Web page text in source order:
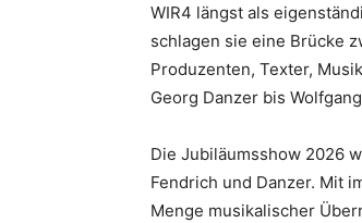
WIR4 längst als
schlagen sie eine Brücke
Produzenten, Texter,
Georg Danzer bis
Die Jubiläumsshow 2026
Fendrich und Danzer. Mit
Menge musikalischer